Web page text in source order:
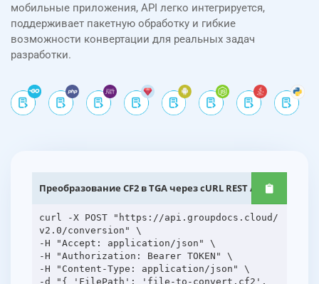
мобильные приложения, API легко интегрируется,
поддерживает пакетную обработку и гибкие
возможности конвертации для реальных задач
разработки.
Преобразование CF2 в TGA через cURL REST API
curl -X POST "https://api.groupdocs.cloud/
v2.0/conversion" \
-H "Accept: application/json" \
-H "Authorization: Bearer TOKEN" \
-H "Content-Type: application/json" \
-d "{ 'FilePath': 'file-to-convert.cf2',